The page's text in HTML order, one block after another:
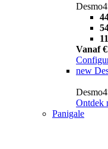
Vanaf
new
Ontdek
Panigale